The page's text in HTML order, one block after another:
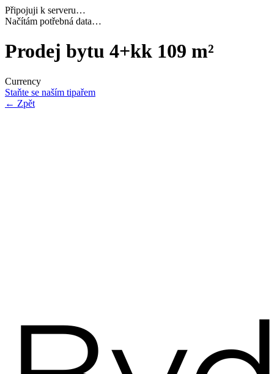
Připojuji k serveru…
Dokončuji inicializaci…
Prodej bytu 4+kk 109 m²
Currency
Staňte se naším tipařem
← Zpět